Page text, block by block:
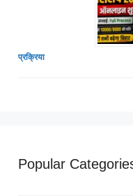
प्रक्रिया
Popular